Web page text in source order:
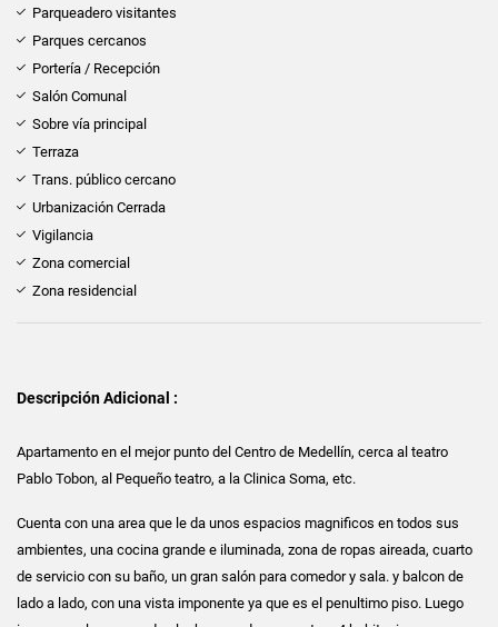
Parqueadero visitantes
Parques cercanos
Portería / Recepción
Salón Comunal
Sobre vía principal
Terraza
Trans. público cercano
Urbanización Cerrada
Vigilancia
Zona comercial
Zona residencial
Descripción Adicional :
Apartamento en el mejor punto del Centro de Medellín, cerca al teatro
Pablo Tobon, al Pequeño teatro, a la Clinica Soma, etc.
Cuenta con una area que le da unos espacios magnificos en todos sus
ambientes, una cocina grande e iluminada, zona de ropas aireada, cuarto
de servicio con su baño, un gran salón para comedor y sala. y balcon de
lado a lado, con una vista imponente ya que es el penultimo piso. Luego